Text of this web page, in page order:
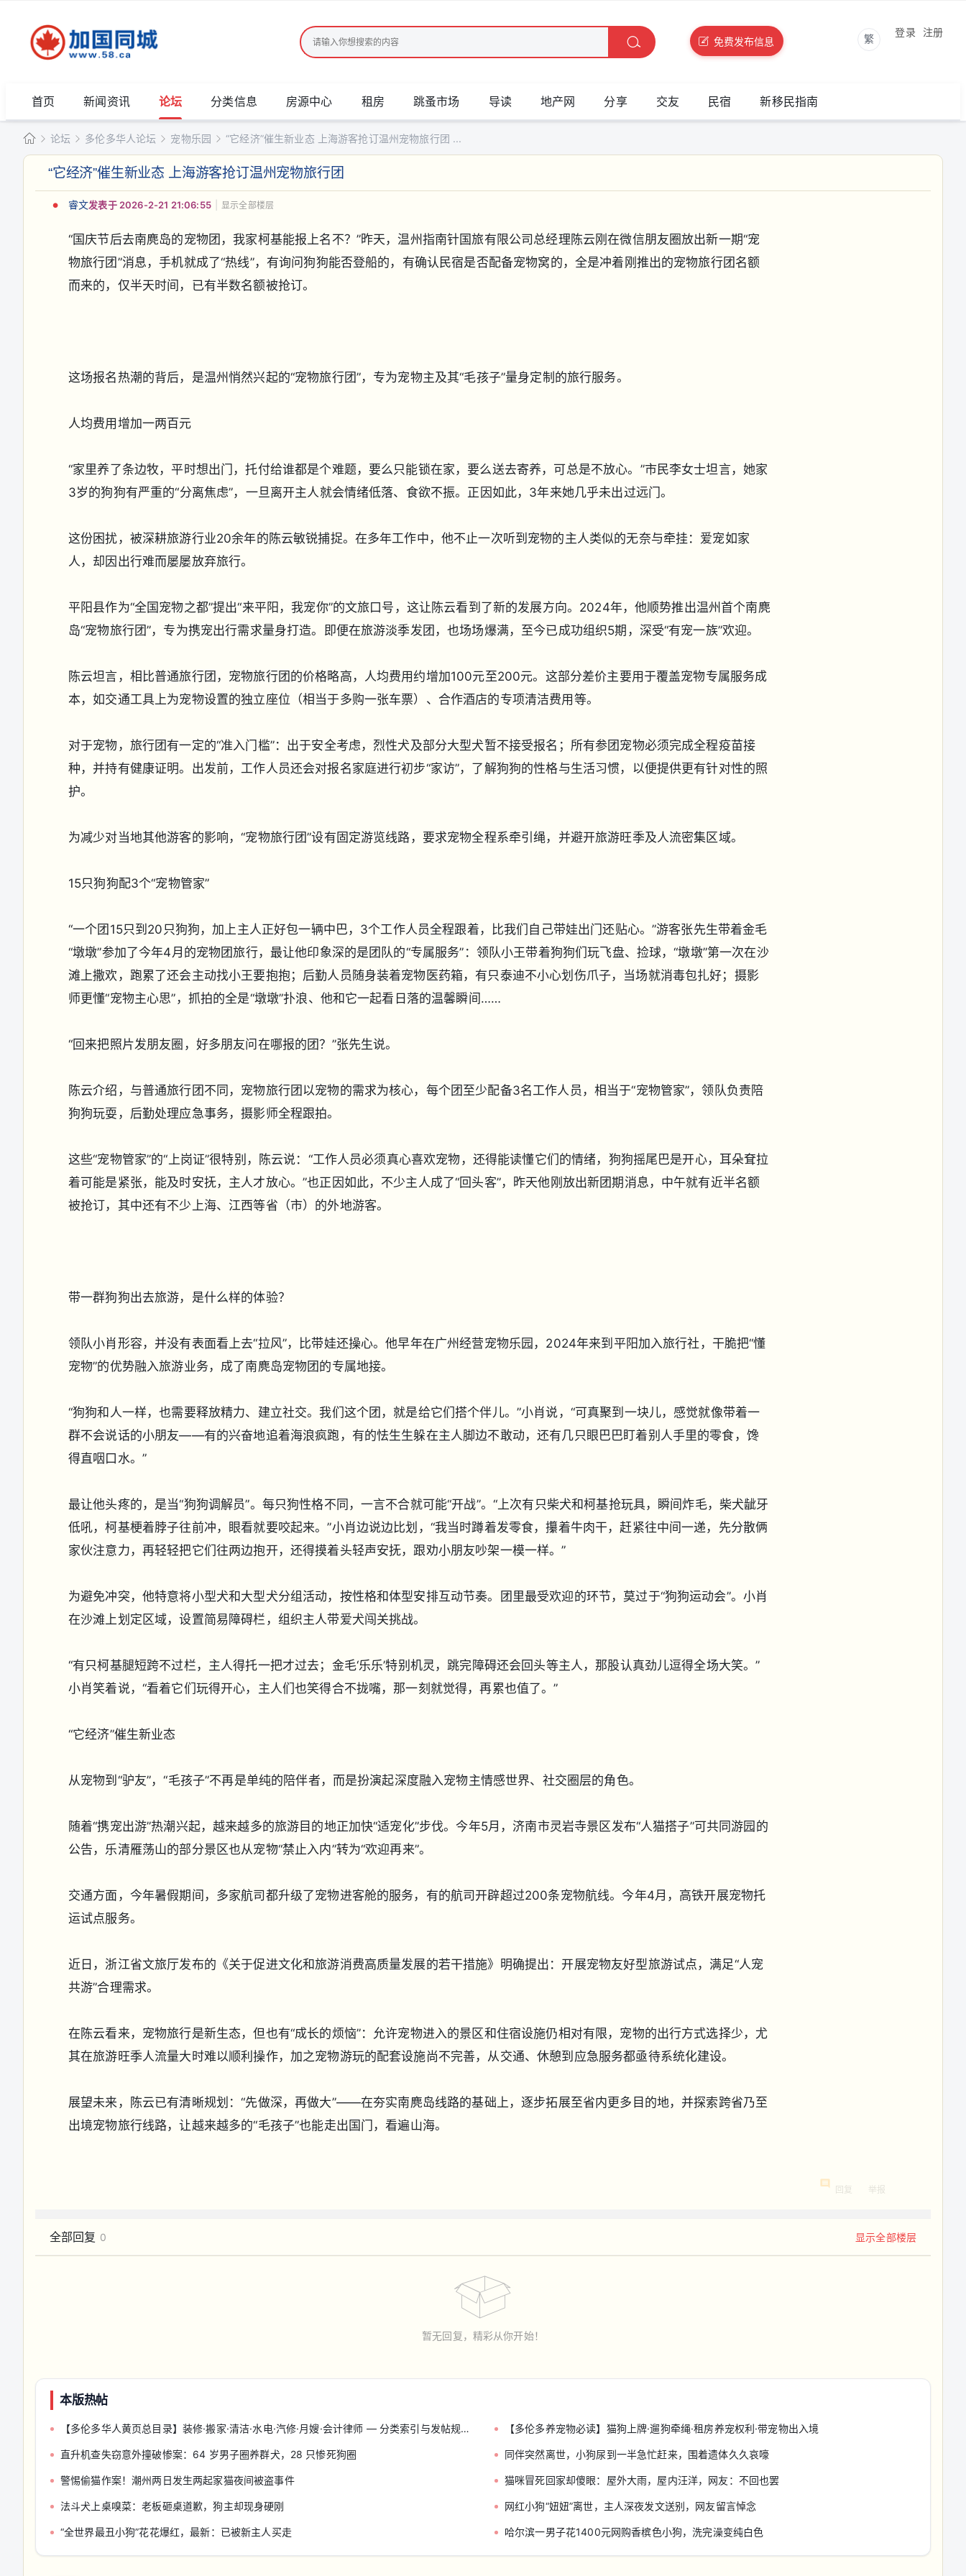
免费发布信息 繁
登录 注册
首页 新闻资讯 论坛 分类信息 房源中心 租房 跳蚤市场 导读 地产网 分享 交友 民宿 新移民指南
加
论坛
›
多伦多华人论坛
›
宠物乐园
›
“它经济”催生新业态 上海游客抢订温州宠物旅行团 ...
“它经济”催生新业态 上海游客抢订温州宠物旅行团
睿文发表于 2026-2-21 21:06:55 显示全部楼层
“国庆节后去南麂岛的宠物团，我家柯基能报上名不？”昨天，温州指南针国旅有限公司总经理陈云刚在微信朋友圈放出新一期“宠
物旅行团”消息，手机就成了“热线”，有询问狗狗能否登船的，有确认民宿是否配备宠物窝的，全是冲着刚推出的宠物旅行团名额
而来的，仅半天时间，已有半数名额被抢订。
这场报名热潮的背后，是温州悄然兴起的“宠物旅行团”，专为宠物主及其“毛孩子”量身定制的旅行服务。
人均费用增加一两百元
“家里养了条边牧，平时想出门，托付给谁都是个难题，要么只能锁在家，要么送去寄养，可总是不放心。”市民李女士坦言，她家
3岁的狗狗有严重的“分离焦虑”，一旦离开主人就会情绪低落、食欲不振。正因如此，3年来她几乎未出过远门。
这份困扰，被深耕旅游行业20余年的陈云敏锐捕捉。在多年工作中，他不止一次听到宠物的主人类似的无奈与牵挂：爱宠如家
人，却因出行难而屡屡放弃旅行。
平阳县作为“全国宠物之都”提出“来平阳，我宠你”的文旅口号，这让陈云看到了新的发展方向。2024年，他顺势推出温州首个南麂
岛“宠物旅行团”，专为携宠出行需求量身打造。即便在旅游淡季发团，也场场爆满，至今已成功组织5期，深受“有宠一族”欢迎。
陈云坦言，相比普通旅行团，宠物旅行团的价格略高，人均费用约增加100元至200元。这部分差价主要用于覆盖宠物专属服务成
本，如交通工具上为宠物设置的独立座位（相当于多购一张车票）、合作酒店的专项清洁费用等。
对于宠物，旅行团有一定的“准入门槛”：出于安全考虑，烈性犬及部分大型犬暂不接受报名；所有参团宠物必须完成全程疫苗接
种，并持有健康证明。出发前，工作人员还会对报名家庭进行初步“家访”，了解狗狗的性格与生活习惯，以便提供更有针对性的照
护。
为减少对当地其他游客的影响，“宠物旅行团”设有固定游览线路，要求宠物全程系牵引绳，并避开旅游旺季及人流密集区域。
15只狗狗配3个“宠物管家”
“一个团15只到20只狗狗，加上主人正好包一辆中巴，3个工作人员全程跟着，比我们自己带娃出门还贴心。”游客张先生带着金毛
“墩墩”参加了今年4月的宠物团旅行，最让他印象深的是团队的“专属服务”：领队小王带着狗狗们玩飞盘、捡球，“墩墩”第一次在沙
滩上撒欢，跑累了还会主动找小王要抱抱；后勤人员随身装着宠物医药箱，有只泰迪不小心划伤爪子，当场就消毒包扎好；摄影
师更懂“宠物主心思”，抓拍的全是“墩墩”扑浪、他和它一起看日落的温馨瞬间……
“回来把照片发朋友圈，好多朋友问在哪报的团？”张先生说。
陈云介绍，与普通旅行团不同，宠物旅行团以宠物的需求为核心，每个团至少配备3名工作人员，相当于“宠物管家”，领队负责陪
狗狗玩耍，后勤处理应急事务，摄影师全程跟拍。
这些“宠物管家”的“上岗证”很特别，陈云说：“工作人员必须真心喜欢宠物，还得能读懂它们的情绪，狗狗摇尾巴是开心，耳朵耷拉
着可能是紧张，能及时安抚，主人才放心。”也正因如此，不少主人成了“回头客”，昨天他刚放出新团期消息，中午就有近半名额
被抢订，其中还有不少上海、江西等省（市）的外地游客。
带一群狗狗出去旅游，是什么样的体验？
领队小肖形容，并没有表面看上去“拉风”，比带娃还操心。他早年在广州经营宠物乐园，2024年来到平阳加入旅行社，干脆把“懂
宠物”的优势融入旅游业务，成了南麂岛宠物团的专属地接。
“狗狗和人一样，也需要释放精力、建立社交。我们这个团，就是给它们搭个伴儿。”小肖说，“可真聚到一块儿，感觉就像带着一
群不会说话的小朋友——有的兴奋地追着海浪疯跑，有的怯生生躲在主人脚边不敢动，还有几只眼巴巴盯着别人手里的零食，馋
得直咽口水。”
最让他头疼的，是当“狗狗调解员”。每只狗性格不同，一言不合就可能“开战”。“上次有只柴犬和柯基抢玩具，瞬间炸毛，柴犬龇牙
低吼，柯基梗着脖子往前冲，眼看就要咬起来。”小肖边说边比划，“我当时蹲着发零食，攥着牛肉干，赶紧往中间一递，先分散俩
家伙注意力，再轻轻把它们往两边抱开，还得摸着头轻声安抚，跟劝小朋友吵架一模一样。”
为避免冲突，他特意将小型犬和大型犬分组活动，按性格和体型安排互动节奏。团里最受欢迎的环节，莫过于“狗狗运动会”。小肖
在沙滩上划定区域，设置简易障碍栏，组织主人带爱犬闯关挑战。
“有只柯基腿短跨不过栏，主人得托一把才过去；金毛‘乐乐’特别机灵，跳完障碍还会回头等主人，那股认真劲儿逗得全场大笑。”
小肖笑着说，“看着它们玩得开心，主人们也笑得合不拢嘴，那一刻就觉得，再累也值了。”
“它经济”催生新业态
从宠物到“驴友”，“毛孩子”不再是单纯的陪伴者，而是扮演起深度融入宠物主情感世界、社交圈层的角色。
随着“携宠出游”热潮兴起，越来越多的旅游目的地正加快“适宠化”步伐。今年5月，济南市灵岩寺景区发布“人猫搭子”可共同游园的
公告，乐清雁荡山的部分景区也从宠物“禁止入内”转为“欢迎再来”。
交通方面，今年暑假期间，多家航司都升级了宠物进客舱的服务，有的航司开辟超过200条宠物航线。今年4月，高铁开展宠物托
运试点服务。
近日，浙江省文旅厅发布的《关于促进文化和旅游消费高质量发展的若干措施》明确提出：开展宠物友好型旅游试点，满足“人宠
共游”合理需求。
在陈云看来，宠物旅行是新生态，但也有“成长的烦恼”：允许宠物进入的景区和住宿设施仍相对有限，宠物的出行方式选择少，尤
其在旅游旺季人流量大时难以顺利操作，加之宠物游玩的配套设施尚不完善，从交通、休憩到应急服务都亟待系统化建设。
展望未来，陈云已有清晰规划：“先做深，再做大”——在夯实南麂岛线路的基础上，逐步拓展至省内更多目的地，并探索跨省乃至
出境宠物旅行线路，让越来越多的“毛孩子”也能走出国门，看遍山海。
回复 举报
全部回复 0 显示全部楼层
暂无回复，精彩从你开始！
本版热帖
【多伦多华人黄页总目录】装修·搬家·清洁·水电·汽修·月嫂·会计律师 — 分类索引与发帖规范（收藏帖） 【多伦多养宠物必读】猫狗上牌·遛狗牵绳·租房养宠权利·带宠物出入境
直升机查失窃意外撞破惨案：64 岁男子圈养群犬，28 只惨死狗圈 同伴突然离世，小狗尿到一半急忙赶来，围着遗体久久哀嚎
警惕偷猫作案！潮州两日发生两起家猫夜间被盗事件 猫咪冒死回家却傻眼：屋外大雨，屋内汪洋，网友：不回也罢
法斗犬上桌嗅菜：老板砸桌道歉，狗主却现身硬刚 网红小狗“妞妞”离世，主人深夜发文送别，网友留言悼念
“全世界最丑小狗”花花爆红，最新：已被新主人买走 哈尔滨一男子花1400元网购香槟色小狗，洗完澡变纯白色